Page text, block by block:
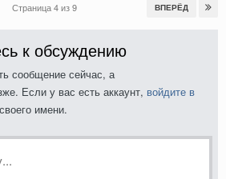
ВПЕРЁД
Страница 4 из 9
к обсуждению
сообщение сейчас, а
Если у вас есть аккаунт, войдите в
имени.